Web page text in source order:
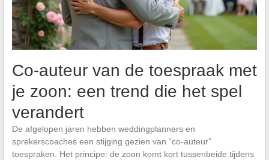
Co-auteur van de toespraak met
je zoon: een trend die het spel
verandert
De afgelopen jaren hebben weddingplanners en
sprekerscoaches een stijging gezien van “co-auteur”
toespraken. Het principe: de zoon komt kort tussenbeide tijdens